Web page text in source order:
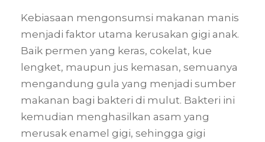
Kebiasaan mengonsumsi makanan manis
menjadi faktor utama kerusakan gigi anak.
Baik permen yang keras, cokelat, kue
lengket, maupun jus kemasan, semuanya
mengandung gula yang menjadi sumber
makanan bagi bakteri di mulut. Bakteri ini
kemudian menghasilkan asam yang
merusak enamel gigi, sehingga gigi